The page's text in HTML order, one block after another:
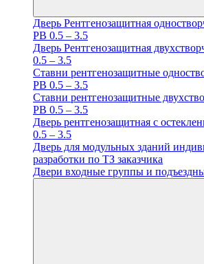
Дверь Рентгенозащитная
PB 0.5 – 3.5
Дверь Рентгенозащитная
0.5 – 3.5
Ставни рентгенозащитные
PB 0.5 – 3.5
Ставни рентгенозащитные
PB 0.5 – 3.5
Дверь рентгенозащитная с
0.5 – 3.5
Дверь для модульных зданий
разработки по ТЗ заказчика
Двери входные группы и